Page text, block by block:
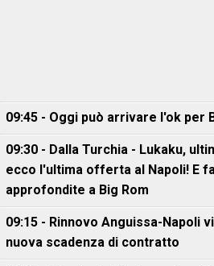
09:45 - Oggi può arrivare l'ok per
09:30 - Dalla Turchia - Lukaku,
ecco l'ultima offerta al Napoli! E
approfondite a Big Rom
09:15 - Rinnovo Anguissa-Napoli
nuova scadenza di contratto